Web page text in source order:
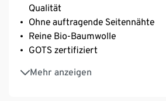
Qualität
Ohne auftragende Seitennähte
Reine Bio-Baumwolle
GOTS zertifiziert
Mehr anzeigen
Diese Unterhemden schützen